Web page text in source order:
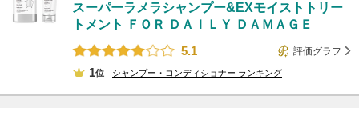
スーパーラメラシャンプー&EXモイストトリー
トメント ＦＯＲ ＤＡＩＬＹ ＤＡＭＡＧＥ
5.1
評価グラフ
1位 シャンプー・コンディショナー ランキング